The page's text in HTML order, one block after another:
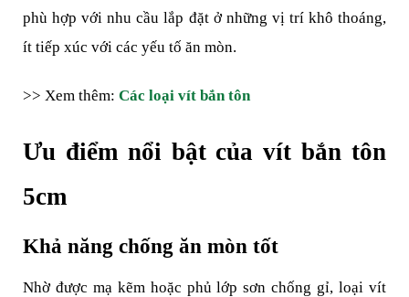
phù hợp với nhu cầu lắp đặt ở những vị trí khô thoáng,
ít tiếp xúc với các yếu tố ăn mòn.
>> Xem thêm: Các loại vít bắn tôn
Ưu điểm nổi bật của vít bắn tôn
5cm
Khả năng chống ăn mòn tốt
Nhờ được mạ kẽm hoặc phủ lớp sơn chống gỉ, loại vít